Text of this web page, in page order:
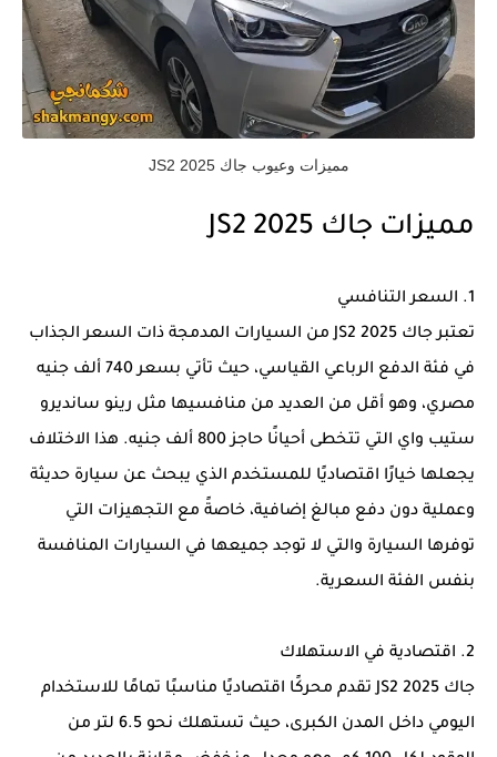
مميزات وعيوب جاك JS2 2025
مميزات جاك JS2 2025
1. السعر التنافسي
تعتبر جاك JS2 2025 من السيارات المدمجة ذات السعر الجذاب
في فئة الدفع الرباعي القياسي، حيث تأتي بسعر 740 ألف جنيه
مصري، وهو أقل من العديد من منافسيها مثل رينو سانديرو
ستيب واي التي تتخطى أحيانًا حاجز 800 ألف جنيه. هذا الاختلاف
يجعلها خيارًا اقتصاديًا للمستخدم الذي يبحث عن سيارة حديثة
وعملية دون دفع مبالغ إضافية، خاصةً مع التجهيزات التي
توفرها السيارة والتي لا توجد جميعها في السيارات المنافسة
بنفس الفئة السعرية.
2. اقتصادية في الاستهلاك
جاك JS2 2025 تقدم محركًا اقتصاديًا مناسبًا تمامًا للاستخدام
اليومي داخل المدن الكبرى، حيث تستهلك نحو 6.5 لتر من